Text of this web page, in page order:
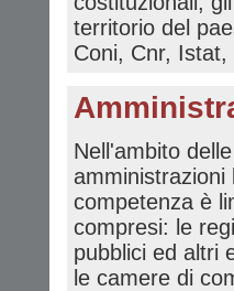
territorio del
Coni, Cnr,
Nell'ambito
amministrazioni
competenza è
compresi: le
pubblici ed altri
le camere di